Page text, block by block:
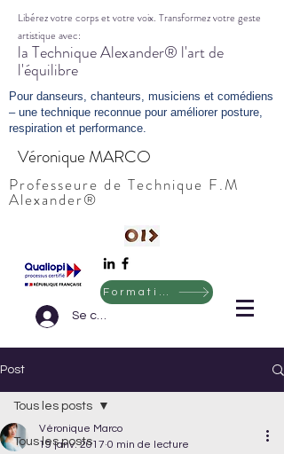
Libérez votre corps et votre voix. Transformez votre geste
artistique avec:
la Technique Alexander® l'art de
l'équilibre
Pour danseurs, chanteurs, musiciens et comédiens
– une technique reconnue pour améliorer posture,
respiration et performance.
Véronique MARCO
Professeure de Technique F.M
Alexander®
Se connecter
Formation ERASMUS
Post
Tous les posts
Tous les posts
Véronique Marco
19 janv. 2017 0 min de lecture